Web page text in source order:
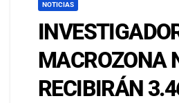
NOTICIAS
MACROZONA
RECIBIRÁN